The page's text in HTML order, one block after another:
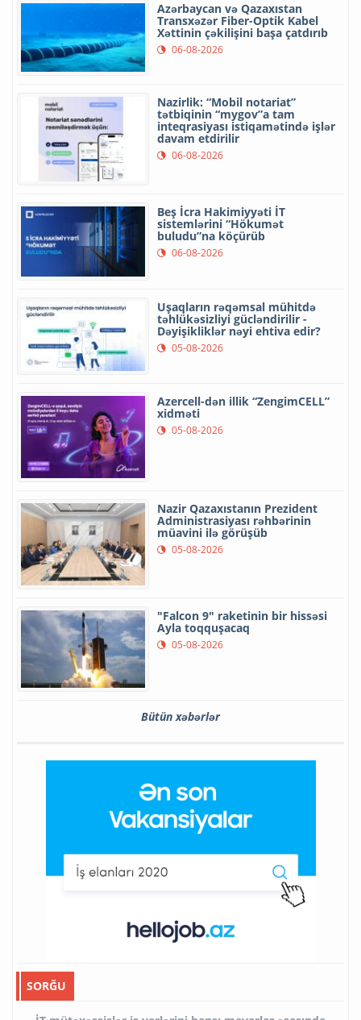
Azərbaycan və Qazaxıstan
Transxəzər Fiber-Optik Kabel
Xəttinin çəkilişini başa çatdırıb
06-08-2026
Nazirlik: “Mobil notariat”
tətbiqinin “mygov”a tam
inteqrasiyası istiqamətində işlər
davam etdirilir
06-08-2026
Beş İcra Hakimiyyəti İT
sistemlərini “Hökumət
buludu”na köçürüb
06-08-2026
Uşaqların rəqəmsal mühitdə
təhlükəsizliyi gücləndirilir -
Dəyişikliklər nəyi ehtiva edir?
05-08-2026
Azercell-dən illik “ZengimCELL”
xidməti
05-08-2026
Nazir Qazaxıstanın Prezident
Administrasiyası rəhbərinin
müavini ilə görüşüb
05-08-2026
"Falcon 9" raketinin bir hissəsi
Ayla toqquşacaq
05-08-2026
Bütün xəbərlər
SORĞU